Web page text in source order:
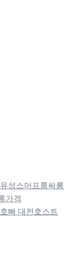
성스머프룸싸롱
가격
빠 대전호스트